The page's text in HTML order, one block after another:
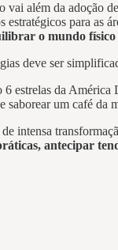
vai além da adoção
estratégicos para as
o mundo
deve ser
estrelas da
um café
intensa
antecipar